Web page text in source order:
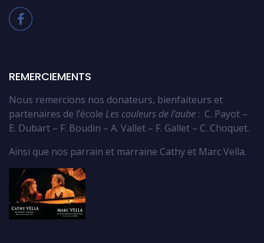
REMERCIEMENTS
Nous remercions nos donateurs, bienfaiteurs et
partenaires de l’école Les couleurs de l’aube : C. Payot –
E. Dubart – F. Boudin – A. Vallet – F. Gallet – C. Choquet.
Ainsi que nos parrain et marraine Cathy et Marc Vella.